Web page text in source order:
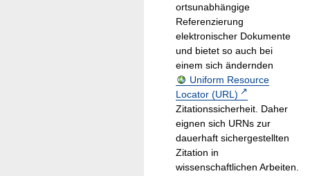
ortsunabhängige
Referenzierung
elektronischer Dokumente
und bietet so auch bei
einem sich ändernden
Uniform Resource
Locator (URL)
Zitationssicherheit. Daher
eignen sich URNs zur
dauerhaft sichergestellten
Zitation in
wissenschaftlichen Arbeiten.